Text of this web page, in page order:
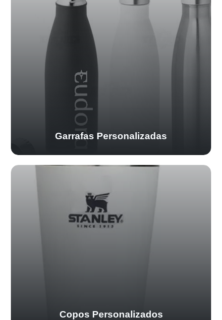
Garrafas Personalizadas
Copos Personalizados